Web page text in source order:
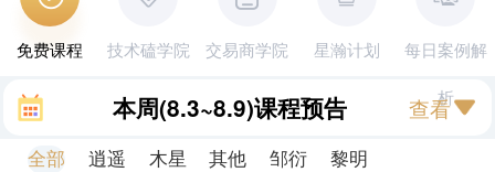
免费课程 技术磕学院 交易商学院 星瀚计划 每日案例解
析
本周(8.3~8.9)课程预告 查看
全部 逍遥 木星 其他 邹衍 黎明